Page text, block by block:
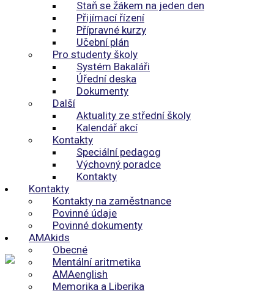
Staň se žákem na jeden den
Přijímací řízení
Přípravné kurzy
Učební plán
Pro studenty školy
Systém Bakaláři
Úřední deska
Dokumenty
Další
Aktuality ze střední školy
Kalendář akcí
Kontakty
Speciální pedagog
Výchovný poradce
Kontakty
Kontakty
Kontakty na zaměstnance
Povinné údaje
Povinné dokumenty
AMAkids
Obecné
Mentální aritmetika
AMAenglish
Memorika a Liberika